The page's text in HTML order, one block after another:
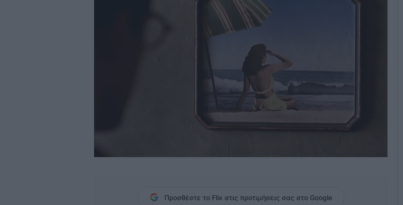
Προσθέστε το Flix στις προτιμήσεις σας στο Google